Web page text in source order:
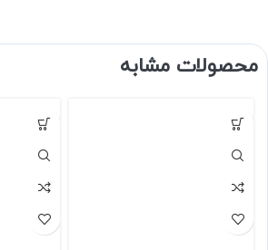
محصولات مشابه